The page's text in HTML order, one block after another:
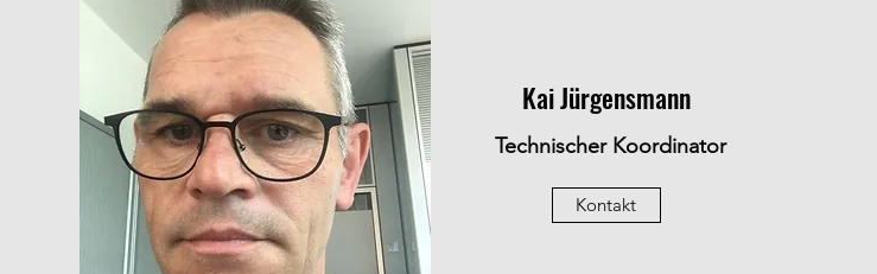
Kai Jürgensmann
Technischer Koordinator
Kontakt